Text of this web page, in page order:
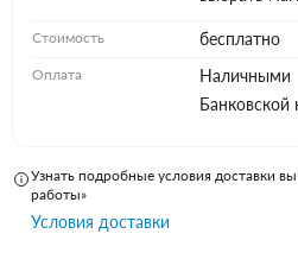
Стоимость бесплатно
Оплата
Наличными
Банковской
Узнать подробные условия доставки
работы»
Условия доставки